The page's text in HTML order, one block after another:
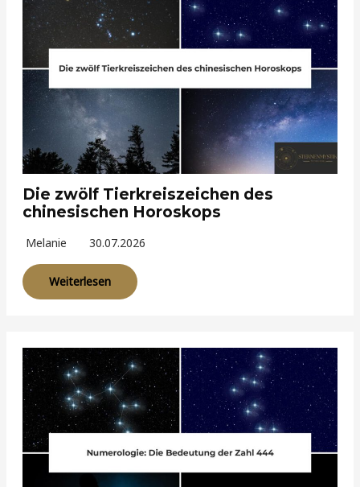
Die zwölf Tierkreiszeichen des
chinesischen Horoskops
Melanie 30.07.2026
Weiterlesen